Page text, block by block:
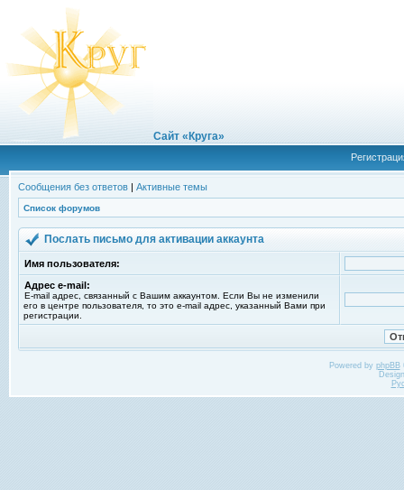
Сайт «Круга»
Сообщения без ответов | Активные темы
Список форумов
Послать письмо для активации аккаунта
Имя пользователя:
Адрес e-mail:
E-mail адрес, связанный с Вашим аккаунтом. Если Вы не изменили
его в центре пользователя, то это e-mail адрес, указанный Вами при
регистрации.
Powered by phpBB